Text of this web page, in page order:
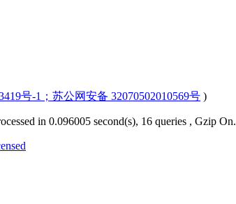
号-1；苏公网安备 32070502010569号 )
in 0.096005 second(s), 16 queries , Gzip On.